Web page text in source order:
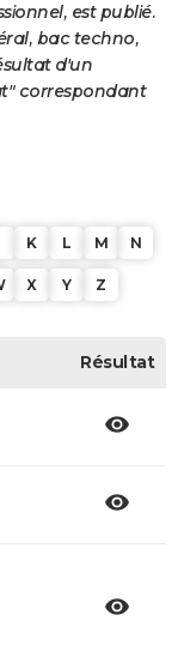
est publié.
bac techno,
d'un
correspondant
K L M N
X Y Z
Résultat